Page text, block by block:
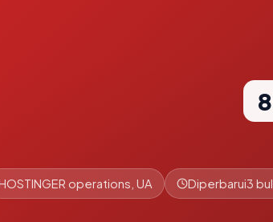
operations, UA Diperbarui3